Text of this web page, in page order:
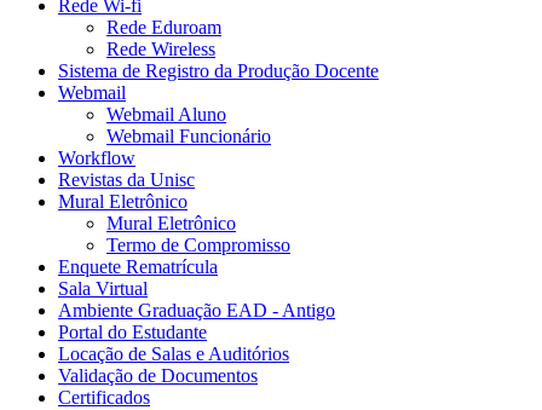
Rede Wi-fi
Rede Eduroam
Rede Wireless
Sistema de Registro da Produção Docente
Webmail
Webmail Aluno
Webmail Funcionário
Workflow
Revistas da Unisc
Mural Eletrônico
Mural Eletrônico
Termo de Compromisso
Enquete Rematrícula
Sala Virtual
Ambiente Graduação EAD - Antigo
Portal do Estudante
Locação de Salas e Auditórios
Validação de Documentos
Certificados